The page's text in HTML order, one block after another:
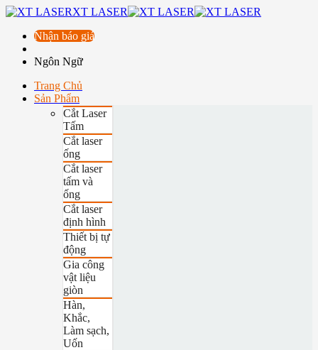
XT LASER
Nhận báo giá
Ngôn Ngữ
Trang Chủ
Sản Phẩm
Cắt Laser
Tấm
Cắt laser
ống
Cắt laser
tấm và
ống
Cắt laser
định hình
Thiết bị tự
động
Gia công
vật liệu
giòn
Hàn,
Khắc,
Làm sạch,
Uốn